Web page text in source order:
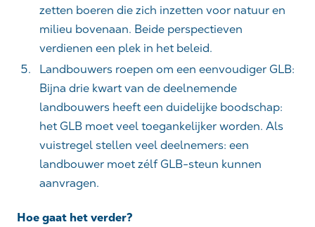
zetten boeren die zich inzetten voor natuur en
milieu bovenaan. Beide perspectieven
verdienen een plek in het beleid.
Landbouwers roepen om een eenvoudiger GLB:
Bijna drie kwart van de deelnemende
landbouwers heeft een duidelijke boodschap:
het GLB moet veel toegankelijker worden. Als
vuistregel stellen veel deelnemers: een
landbouwer moet zélf GLB-steun kunnen
aanvragen.
Hoe gaat het verder?